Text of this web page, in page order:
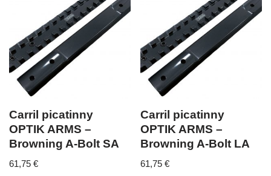
Carril picatinny
OPTIK ARMS –
Browning A-Bolt SA
61,75 €
Carril picatinny
OPTIK ARMS –
Browning A-Bolt LA
61,75€